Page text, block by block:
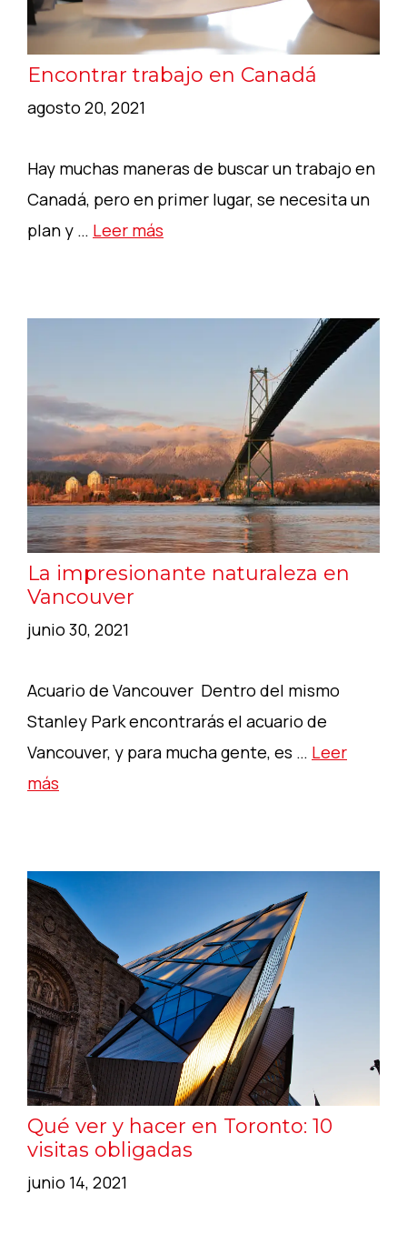
Encontrar trabajo en Canadá
agosto 20, 2021
Hay muchas maneras de buscar un trabajo en
Canadá, pero en primer lugar, se necesita un
plan y … Leer más
La impresionante naturaleza en
Vancouver
junio 30, 2021
Acuario de Vancouver Dentro del mismo
Stanley Park encontrarás el acuario de
Vancouver, y para mucha gente, es … Leer
más
Qué ver y hacer en Toronto: 10
visitas obligadas
junio 14, 2021